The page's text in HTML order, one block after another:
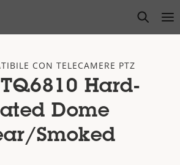
open
CON TELECAMERE PTZ
Hard-
Dome
Smoked